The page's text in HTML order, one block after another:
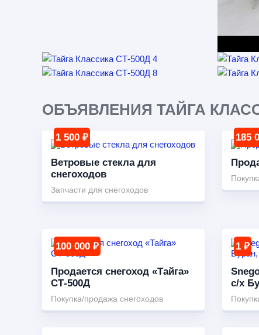
ОБЪЯВЛЕНИЯ ТАЙГА
1 500 ₽
Ветровые стекла для
снегоходов
Запчасти для снегоходов
185
100 000 ₽
Продается снегоход «Тайга»
СТ-500Д
Покупка/продажа снегоходов
1 ₽
с/х